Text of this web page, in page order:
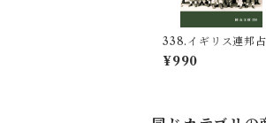
338.イギリス連邦
軍と岡山 敗戦直後
〈幻の国際社会〉
¥990